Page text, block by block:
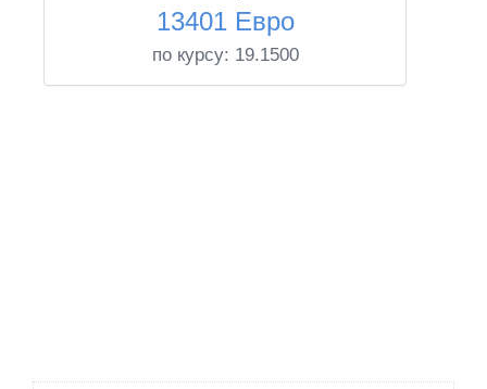
13401 Евро
по курсу: 19.1500